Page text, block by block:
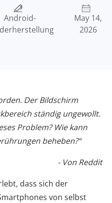
Android-
May 14,
2026
Der Bildschirm
ständig ungewollt.
Problem? Wie kann
beheben?“
- Von Reddit
dass sich der
von selbst